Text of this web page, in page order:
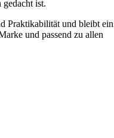
gedacht ist.
Praktikabilität und bleibt ein
und passend zu allen